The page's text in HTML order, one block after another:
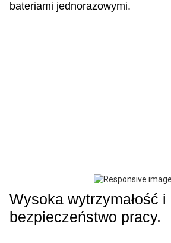
bateriami jednorazowymi.
Wysoka wytrzymałość i
bezpieczeństwo pracy.